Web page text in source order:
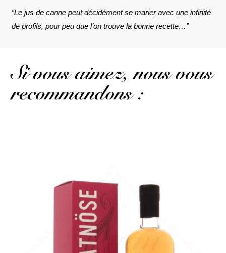
“Le jus de canne peut décidément se marier avec une infinité
de profils, pour peu que l’on trouve la bonne recette…”
Si vous aimez, nous vous
recommandons :